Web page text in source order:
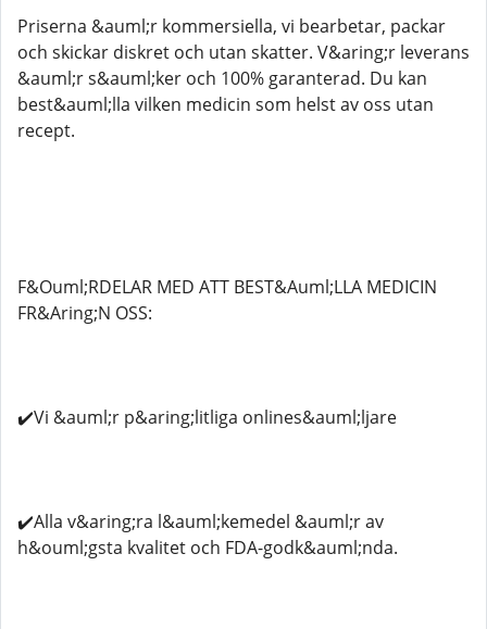
Priserna &auml;r kommersiella, vi bearbetar, packar
och skickar diskret och utan skatter. V&aring;r leverans
&auml;r s&auml;ker och 100% garanterad. Du kan
best&auml;lla vilken medicin som helst av oss utan
recept.
F&Ouml;RDELAR MED ATT BEST&Auml;LLA MEDICIN
FR&Aring;N OSS:
✔️Vi &auml;r p&aring;litliga onlines&auml;ljare
✔️Alla v&aring;ra l&auml;kemedel &auml;r av
h&ouml;gsta kvalitet och FDA-godk&auml;nda.